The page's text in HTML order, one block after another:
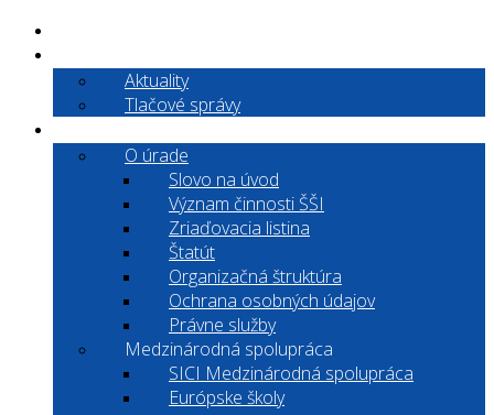
Aktuality
Tlačové správy
O úrade
Slovo na úvod
Význam činnosti ŠŠI
Zriaďovacia listina
Štatút
Organizačná štruktúra
Ochrana osobných údajov
Právne služby
Medzinárodná spolupráca
SICI Medzinárodná spolupráca
Európske školy